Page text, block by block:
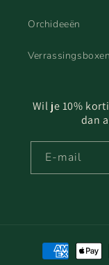
Orchideeën
Verrassingsboxen
Wil je 10%
dan
E‑mail
Betaalmethoden